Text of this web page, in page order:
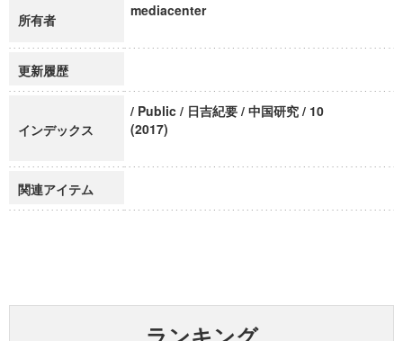
所有者
mediacenter
更新履歴
インデックス
/ Public / 日吉紀要 / 中国研究 / 10
(2017)
関連アイテム